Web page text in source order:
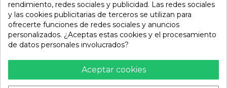
Té verde Gyokuro. 50 g
13,95 €
Te matcha polvo
orgánico 10 Kg
488,95 €
rendimiento, redes sociales y publicidad. Las redes sociales
y las cookies publicitarias de terceros se utilizan para
ofrecerte funciones de redes sociales y anuncios
personalizados. ¿Aceptas estas cookies y el procesamiento
de datos personales involucrados?
Aceptar cookies